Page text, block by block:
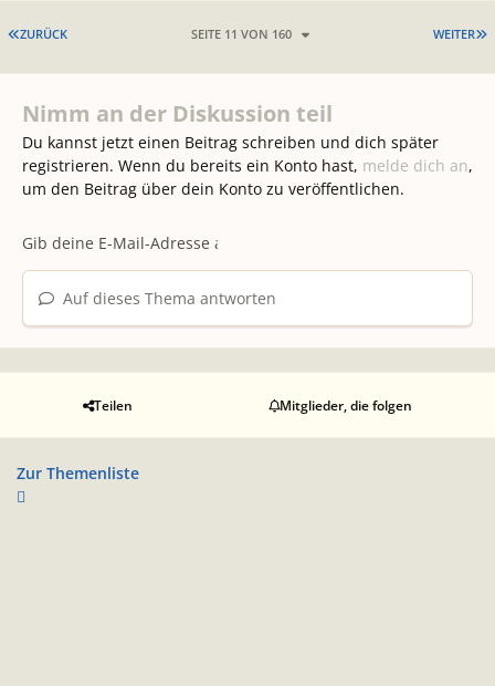
ERSTE SEITE
ZURÜCK WEITER
SEITE 11 VON 160
Nimm an der Diskussion teil
Du kannst jetzt einen Beitrag schreiben und dich später
registrieren. Wenn du bereits ein Konto hast, melde dich an,
um den Beitrag über dein Konto zu veröffentlichen.
Auf dieses Thema antworten
Teilen Mitglieder, die folgen
Zur Themenliste